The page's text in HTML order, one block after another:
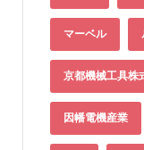
マーベル
京都機械工具株
因幡電機産業